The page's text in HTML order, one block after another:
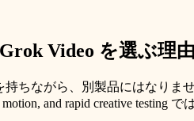
Video を選ぶ理由
持ちながら、別製品にはなりま
motion, and rapid creative